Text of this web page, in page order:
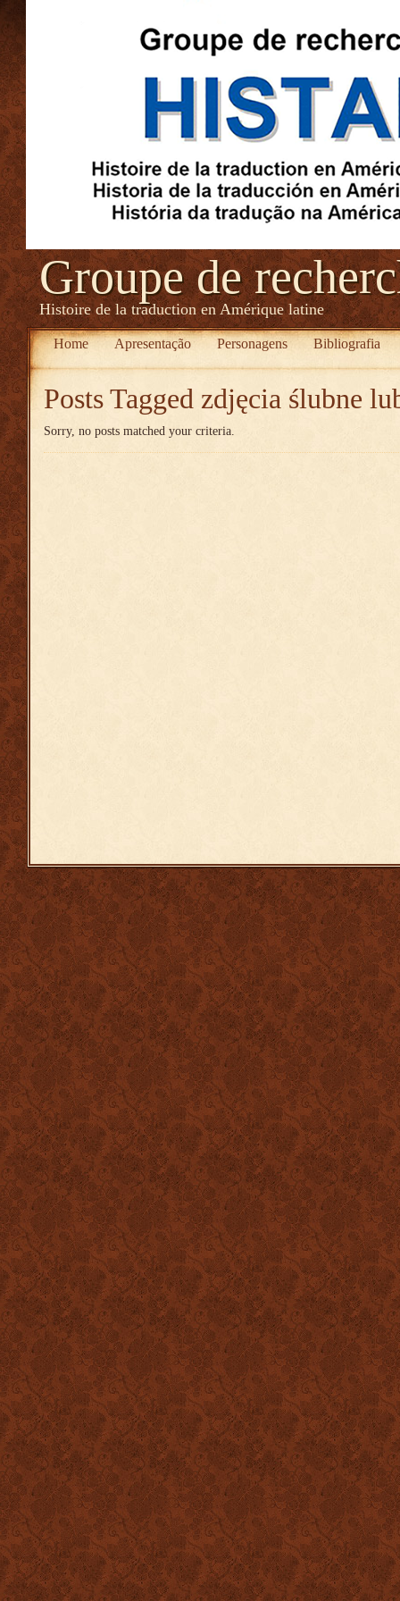
Groupe de
Histoire de la traduction en Amérique latine
Home Apresentação Personagens Bibliografia
Posts Tagged zdjęcia ślubne
Sorry, no posts matched your criteria.